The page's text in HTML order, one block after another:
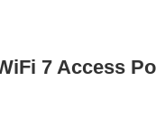
7 Access